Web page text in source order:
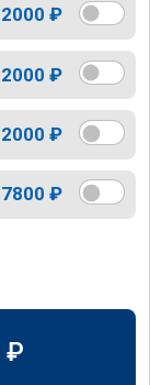
2000 ₽
2000 ₽
2000 ₽
7800 ₽
₽